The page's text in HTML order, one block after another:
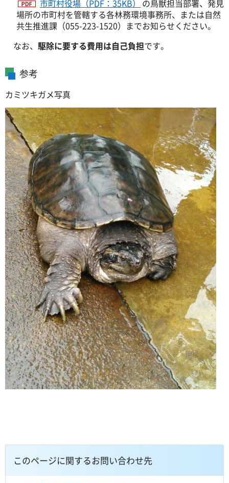
市町村役場（PDF：35KB）
の鳥獣担当部署、発見
場所の市町村を管轄する各林務環境事務所、または自然
共生推進課（055-223-1520）までお知らせください。
なお、 駆除に要する費用は自己負担です。
参考
カミツキガメ写真
このページに関するお問い合わせ先